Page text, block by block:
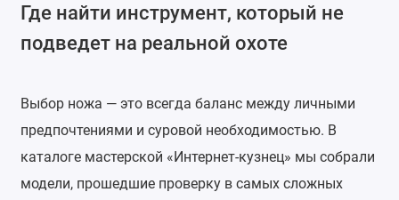
Где найти инструмент, который не
подведет на реальной охоте
Выбор ножа — это всегда баланс между личными
предпочтениями и суровой необходимостью. В
каталоге мастерской «Интернет-кузнец» мы собрали
модели, прошедшие проверку в самых сложных